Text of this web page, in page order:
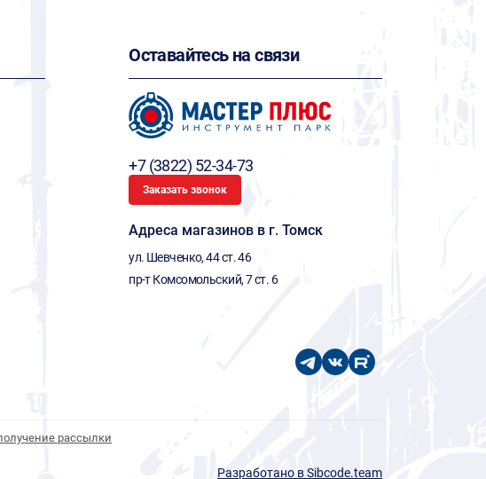
Оставайтесь на связи
+7 (3822) 52-34-73
Заказать звонок
Адреса магазинов в г. Томск
ул. Шевченко, 44 ст. 46
пр-т Комсомольский, 7 ст. 6
рассылки
Разработано в Sibcode.team